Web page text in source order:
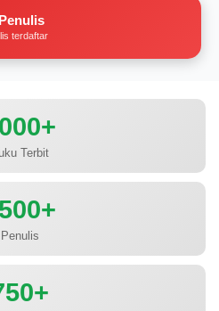
terdaftar
Terbit
Penulis